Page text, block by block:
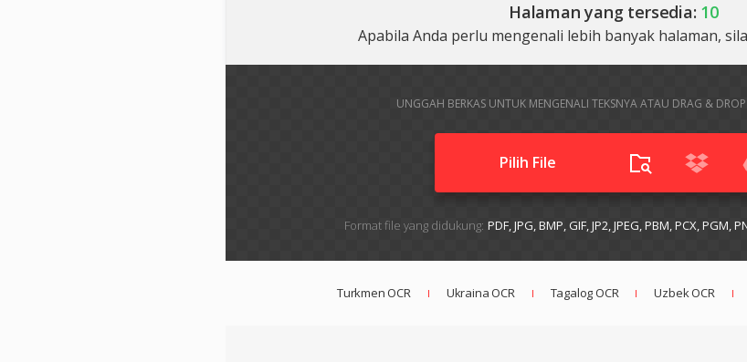
Halaman yang tersedia: 10
Apabila Anda perlu mengenali lebih banyak halaman,
UNGGAH BERKAS UNTUK MENGENALI TEKSNYA ATAU DRAG &
Pilih File
Format file yang didukung: PDF, JPG, BMP, GIF, JP2, JPEG, PBM, PCX, PGM,
Turkmen OCR Ukraina OCR Tagalog OCR Uzbek OCR